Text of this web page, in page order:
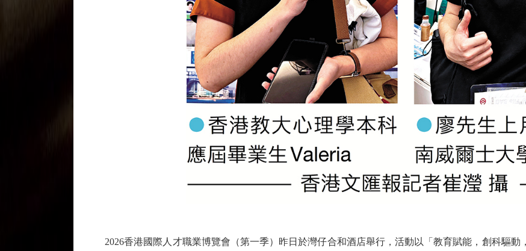
2026香港國際人才職業博覽會（第一季）昨日於灣仔合和酒店舉行，活動以「教育賦能，創科驅動